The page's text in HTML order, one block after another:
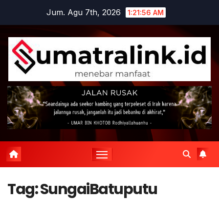
content
Jum. Agu 7th, 2026 1:21:56 AM
Tag:SungaiBatuputu